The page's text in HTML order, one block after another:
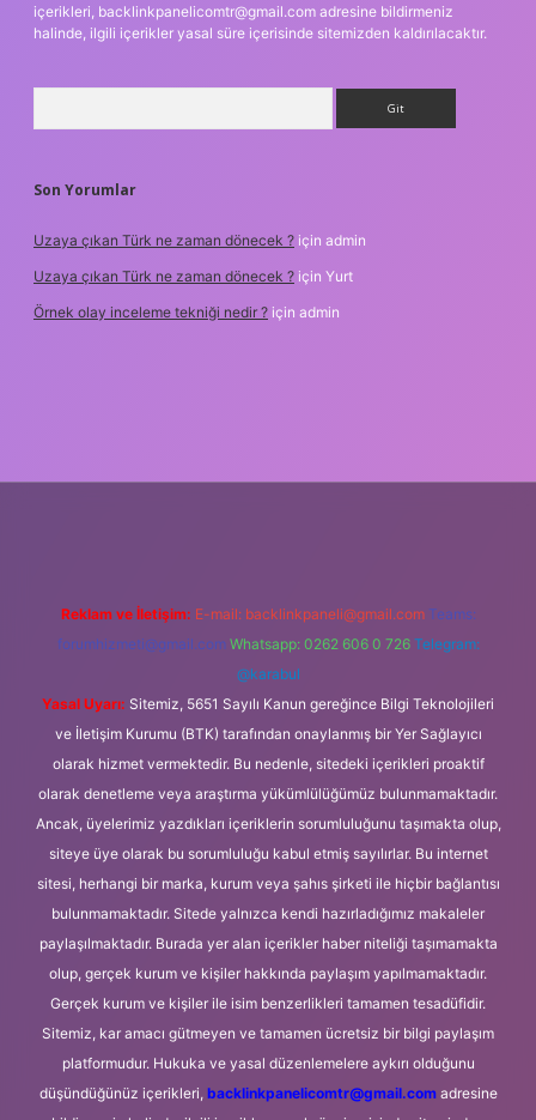
içerikleri, backlinkpanelicomtr@gmail.com adresine bildirmeniz
halinde, ilgili içerikler yasal süre içerisinde sitemizden kaldırılacaktır.
Son Yorumlar
Uzaya çıkan Türk ne zaman dönecek ? için admin
Uzaya çıkan Türk ne zaman dönecek ? için Yurt
Örnek olay inceleme tekniği nedir ? için admin
Reklam ve İletişim: E-mail: backlinkpaneli@gmail.com Teams:
forumhizmeti@gmail.com Whatsapp: 0262 606 0 726 Telegram:
@karabul
Yasal Uyarı: Sitemiz, 5651 Sayılı Kanun gereğince Bilgi Teknolojileri
ve İletişim Kurumu (BTK) tarafından onaylanmış bir Yer Sağlayıcı
olarak hizmet vermektedir. Bu nedenle, sitedeki içerikleri proaktif
olarak denetleme veya araştırma yükümlülüğümüz bulunmamaktadır.
Ancak, üyelerimiz yazdıkları içeriklerin sorumluluğunu taşımakta olup,
siteye üye olarak bu sorumluluğu kabul etmiş sayılırlar. Bu internet
sitesi, herhangi bir marka, kurum veya şahıs şirketi ile hiçbir bağlantısı
bulunmamaktadır. Sitede yalnızca kendi hazırladığımız makaleler
paylaşılmaktadır. Burada yer alan içerikler haber niteliği taşımamakta
olup, gerçek kurum ve kişiler hakkında paylaşım yapılmamaktadır.
Gerçek kurum ve kişiler ile isim benzerlikleri tamamen tesadüfidir.
Sitemiz, kar amacı gütmeyen ve tamamen ücretsiz bir bilgi paylaşım
platformudur. Hukuka ve yasal düzenlemelere aykırı olduğunu
düşündüğünüz içerikleri, backlinkpanelicomtr@gmail.comadresine